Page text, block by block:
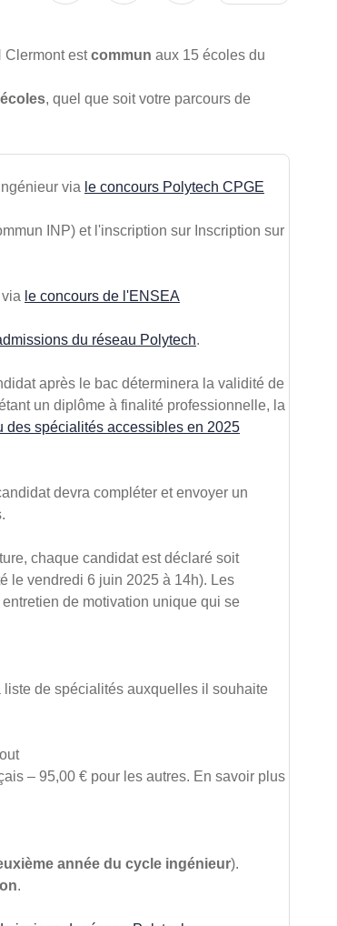
Clermont estcommun aux 15 écoles du
, quel que soit votre parcours de
via le concours Polytech CPGE
INP) et l'inscription sur Inscription sur
le concours de l'ENSEA
du réseau Polytech.
après le bac déterminera la validité de
un diplôme à finalité professionnelle, la
des spécialités accessibles en 2025
devra compléter et envoyer un
chaque candidat est déclaré soit
le vendredi 6 juin 2025 à 14h). Les
de motivation unique qui se
de spécialités auxquelles il souhaite
– 95,00 € pour les autres. En savoir plus
année du cycle ingénieur).
.